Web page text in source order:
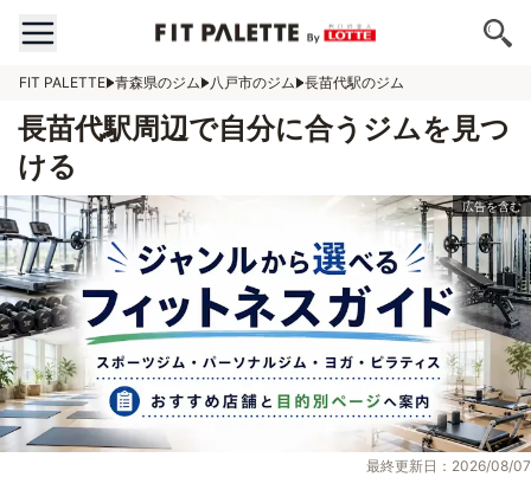
FIT PALETTE 青森県のジム 八戸市のジム 長苗代駅のジム
長苗代駅周辺で自分に合うジムを見つ
ける
最終更新日：2026/08/07